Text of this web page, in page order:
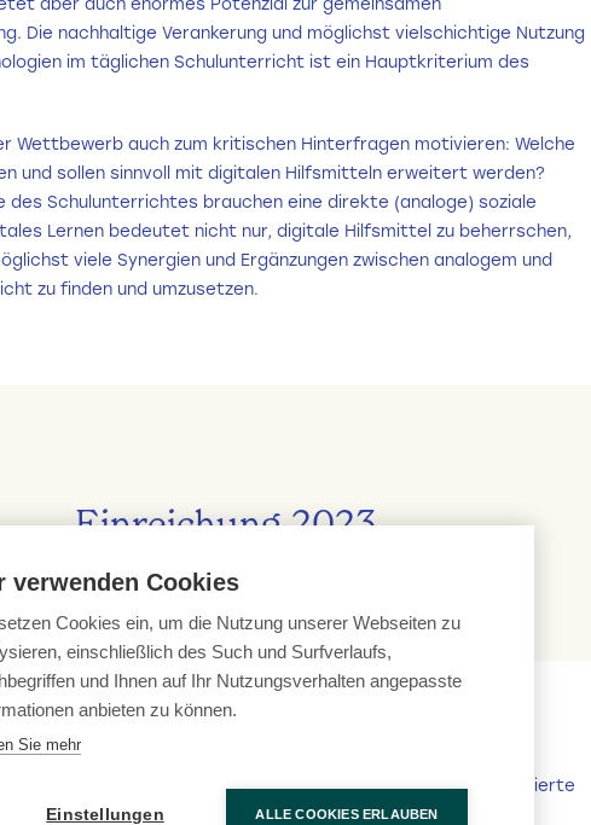
aber auch enormes Potenzial zur gemeinsamen
Die nachhaltige Verankerung und möglichst vielschichtige Nutzung
im täglichen Schulunterricht ist ein Hauptkriterium des
Wettbewerb auch zum kritischen Hinterfragen motivieren: Welche
und sollen sinnvoll mit digitalen Hilfsmitteln erweitert werden?
des Schulunterrichtes brauchen eine direkte (analoge) soziale
Lernen bedeutet nicht nur, digitale Hilfsmittel zu beherrschen,
viele Synergien und Ergänzungen zwischen analogem und
zu finden und umzusetzen.
Einreichung 2023
der Bildungspreis?
„Klasse! Lernen. Wir sind digital“ richtet sich konkret an motivierte
gemeinsam mit ihren Schüler:innen neue Projekte umsetzen
verwenden Cookies
Cookies ein, um die Nutzung unserer Webseiten zu
einschließlich des Such und Surfverlaufs,
und Ihnen auf Ihr Nutzungsverhalten angepasste
anbieten zu können.
Sie mehr
Einstellungen ALLE COOKIES ERLAUBEN